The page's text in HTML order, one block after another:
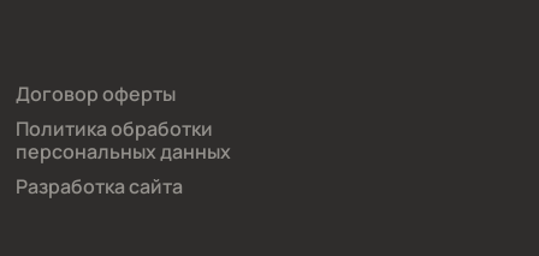
Политика обработки
персональных данных
Договор оферты
Разработка сайта